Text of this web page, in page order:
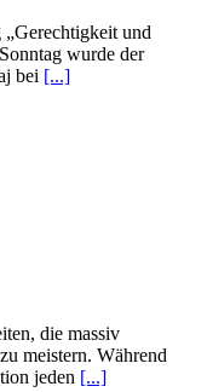
und
wurde der
bei [...]
die massiv
meistern. Während
jeden [...]